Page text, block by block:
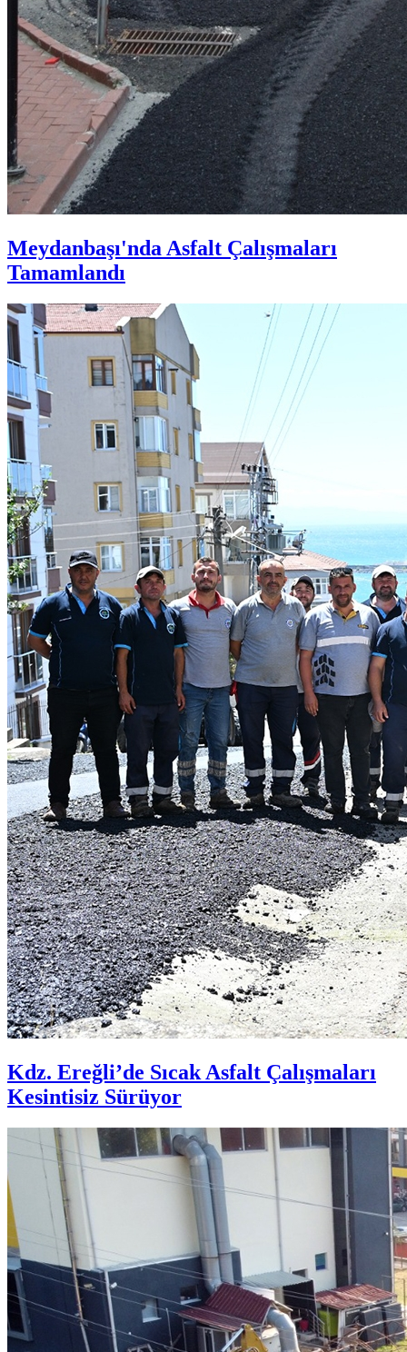
Meydanbaşı'nda Asfalt Çalışmaları
Tamamlandı
Kdz. Ereğli’de Sıcak Asfalt Çalışmaları
Kesintisiz Sürüyor